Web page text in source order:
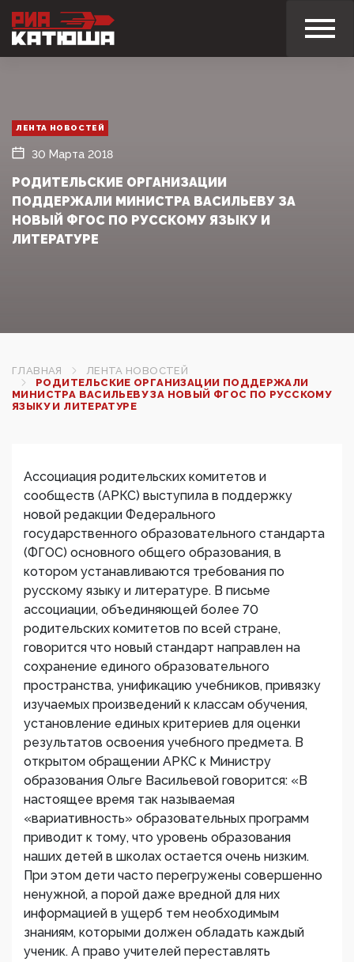
ЛЕНТА НОВОСТЕЙ
30 Марта 2018
РОДИТЕЛЬСКИЕ ОРГАНИЗАЦИИ
ПОДДЕРЖАЛИ МИНИСТРА ВАСИЛЬЕВУ ЗА
НОВЫЙ ФГОС ПО РУССКОМУ ЯЗЫКУ И
ЛИТЕРАТУРЕ
ГЛАВНАЯ
ЛЕНТА НОВОСТЕЙ
РОДИТЕЛЬСКИЕ ОРГАНИЗАЦИИ ПОДДЕРЖАЛИ
МИНИСТРА ВАСИЛЬЕВУ ЗА НОВЫЙ ФГОС ПО РУССКОМУ
ЯЗЫКУ И ЛИТЕРАТУРЕ
Ассоциация родительских комитетов и
сообществ (АРКС) выступила в поддержку
новой редакции Федерального
государственного образовательного стандарта
(ФГОС) основного общего образования, в
котором устанавливаются требования по
русскому языку и литературе. В письме
ассоциации, объединяющей более 70
родительских комитетов по всей стране,
говорится что новый стандарт направлен на
сохранение единого образовательного
пространства, унификацию учебников, привязку
изучаемых произведений к классам обучения,
установление единых критериев для оценки
результатов освоения учебного предмета. В
открытом обращении АРКС к Министру
образования Ольге Васильевой говорится: «В
настоящее время так называемая
«вариативность» образовательных программ
приводит к тому, что уровень образования
наших детей в школах остается очень низким.
При этом дети часто перегружены совершенно
ненужной, а порой даже вредной для них
информацией в ущерб тем необходимым
знаниям, которыми должен обладать каждый
ученик. А право учителей переставлять